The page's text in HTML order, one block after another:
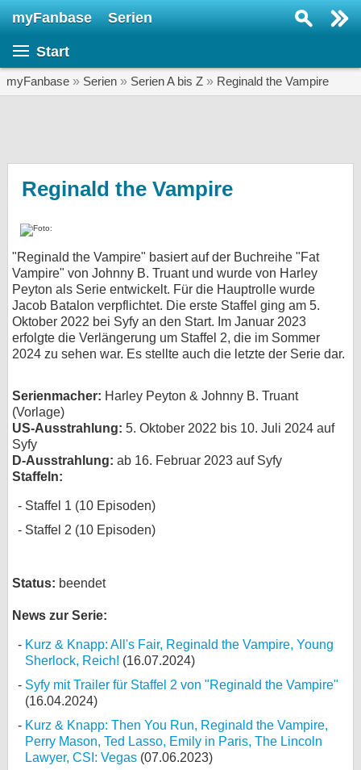
myFanbase Serien
Start
myFanbase » Serien » Serien A bis Z » Reginald the Vampire
Reginald the Vampire
"Reginald the Vampire" basiert auf der Buchreihe "Fat
Vampire" von Johnny B. Truant und wurde von Harley
Peyton als Serie entwickelt. Für die Hauptrolle wurde
Jacob Batalon verpflichtet. Die erste Staffel ging am 5.
Oktober 2022 bei Syfy an den Start. Im Januar 2023
erfolgte die Verlängerung um Staffel 2, die im Sommer
2024 zu sehen war. Es stellte auch die letzte der Serie dar.
Serienmacher: Harley Peyton & Johnny B. Truant
(Vorlage)
US-Ausstrahlung: 5. Oktober 2022 bis 10. Juli 2024 auf
Syfy
D-Ausstrahlung: ab 16. Februar 2023 auf Syfy
Staffeln:
Staffel 1 (10 Episoden)
Staffel 2 (10 Episoden)
Status: beendet
News zur Serie:
Kurz & Knapp: All's Fair, Reginald the Vampire, Young
Sherlock, Reich! (16.07.2024)
Syfy mit Trailer für Staffel 2 von "Reginald the Vampire"
(16.04.2024)
Kurz & Knapp: Then You Run, Reginald the Vampire,
Perry Mason, Ted Lasso, Emily in Paris, The Lincoln
Lawyer, CSI: Vegas (07.06.2023)
SERIEN
Specials
SERVICE
Gewinnspiele
Forum
Desktop-Ansicht
myFanbase